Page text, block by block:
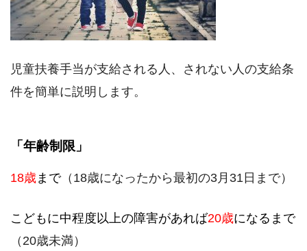
児童扶養手当が支給される人、されない人の支給条
件を簡単に説明します。
「年齢制限」
18歳まで（18歳になったから最初の3月31日まで）
こどもに中程度以上の障害があれば20歳になるまで
（20歳未満）